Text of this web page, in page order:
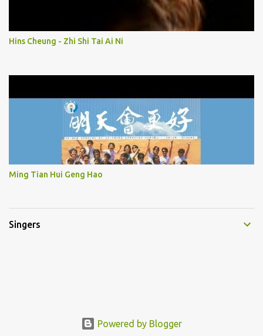
Hins Cheung - Zhi Shi Tai Ai Ni
Ming Tian Hui Geng Hao
Singers
Powered by Blogger